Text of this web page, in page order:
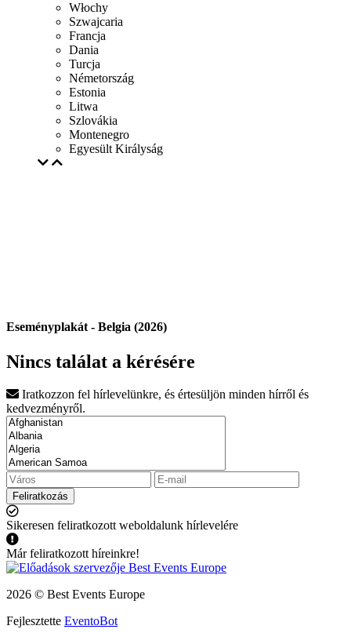
Włochy
Szwajcaria
Francja
Dania
Turcja
Németország
Estonia
Litwa
Szlovákia
Montenegro
Egyesült Királyság
Eseményplakát - Belgia (2026)
Nincs találat a kérésére
Iratkozzon fel hírlevelünkre, és értesüljön minden hírről és
kedvezményről.
Feliratkozás
Sikeresen feliratkozott weboldalunk hírlevelére
Már feliratkozott híreinkre!
2026 © Best Events Europe
Fejlesztette EventoBot